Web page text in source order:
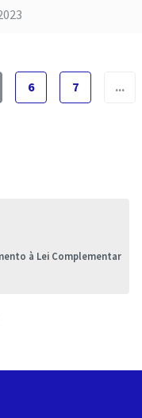
6 7 ...
à Lei Complementar